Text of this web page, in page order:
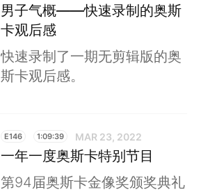
男子气概——快速录制的奥斯
卡观后感
快速录制了一期无剪辑版的奥
斯卡观后感。
E146 1:09:39 MAR 23, 2022
一年一度奥斯卡特别节目
第94届奥斯卡金像奖颁奖典礼